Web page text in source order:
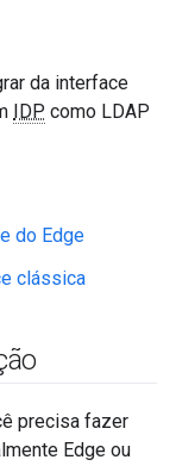
da interface
IDP como LDAP
do Edge
clássica
precisa fazer
Edge ou